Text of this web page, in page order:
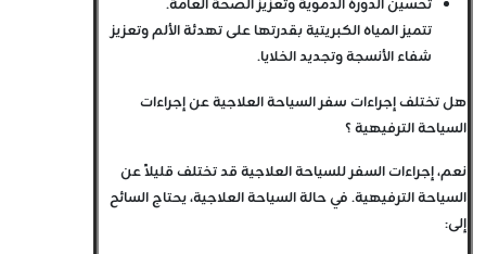
تحسين الدورة الدموية وتعزيز الصحة العامة.
تتميز المياه الكبريتية بقدرتها على تهدئة الألم وتعزيز
شفاء الأنسجة وتجديد الخلايا.
هل تختلف إجراءات سفر السياحة العلاجية عن إجراءات
السياحة الترفيهية ؟
نعم، إجراءات السفر للسياحة العلاجية قد تختلف قليلاً عن
السياحة الترفيهية. في حالة السياحة العلاجية، يحتاج السائح
إلى: